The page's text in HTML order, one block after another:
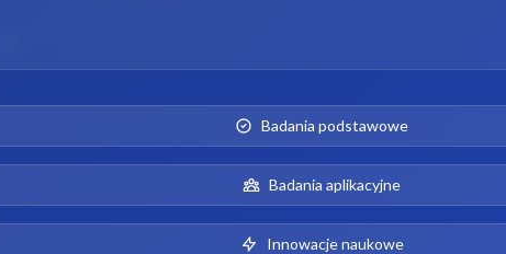
Badania podstawowe
Badania aplikacyjne
Innowacje naukowe